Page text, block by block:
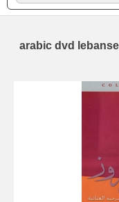
arabic dvd